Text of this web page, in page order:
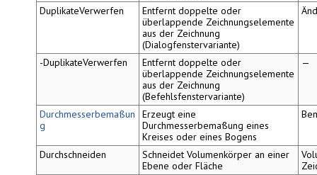
DuplikateVerwerfen
Entfernt doppelte oder
überlappende Zeichnungselemente
aus der Zeichnung
(Dialogfenstervariante)
-DuplikateVerwerfen
Entfernt doppelte oder
überlappende Zeichnungselemente
aus der Zeichnung
(Befehlsfenstervariante)
—
Durchmesserbemaßun
g
Erzeugt eine
Durchmesserbemaßung eines
Kreises oder eines Bogens
Durchschneiden
Schneidet Volumenkörper an einer
Ebene oder Fläche